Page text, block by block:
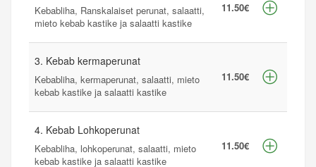
Kebabliha, Ranskalaiset perunat, salaatti,
mieto kebab kastike ja salaatti kastike
11.50€
3. Kebab kermaperunat
Kebabliha, kermaperunat, salaatti, mieto
kebab kastike ja salaatti kastike
11.50€
4. Kebab Lohkoperunat
Kebabliha, lohkoperunat, salaatti, mieto
kebab kastike ja salaatti kastike
11.50€